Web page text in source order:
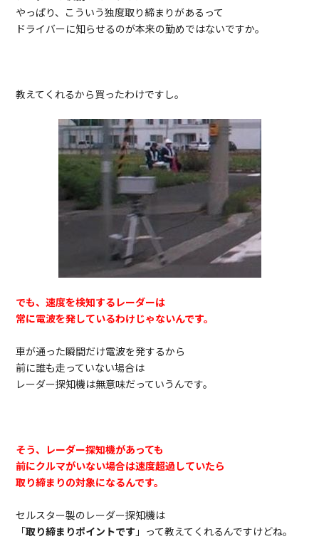
やっぱり、こういう独度取り締まりがあるって
ドライバーに知らせるのが本来の勤めではないですか。
教えてくれるから買ったわけですし。
でも、速度を検知するレーダーは
常に電波を発しているわけじゃないんです。
車が通った瞬間だけ電波を発するから
前に誰も走っていない場合は
レーダー探知機は無意味だっていうんです。
そう、レーダー探知機があっても
前にクルマがいない場合は速度超過していたら
取り締まりの対象になるんです。
セルスター製のレーダー探知機は
「取り締まりポイントです 」って教えてくれるんですけどね。